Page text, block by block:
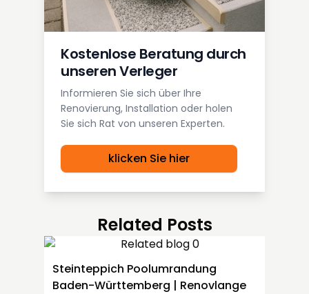
Kostenlose Beratung durch
unseren Verleger
Informieren Sie sich über Ihre
Renovierung, Installation oder holen
Sie sich Rat von unseren Experten.
klicken Sie hier
Related Posts
Steinteppich Poolumrandung
Baden-Württemberg | Renovlange